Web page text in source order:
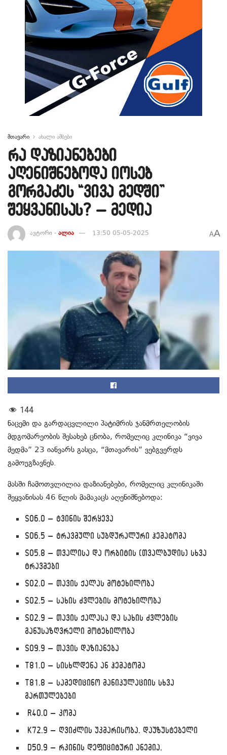
მთავარი ახალი ამბები
რა დაზიანებები
აღენიშნებოდა იოსებ
გორგაძეს “ვივა მედში”
შეყვანისას? – მედია
ავტორი - ალია 13:50 05-05-2025 AA
144
ნაცემი და გარდაცვლილი პატიმრის ჯანმრთელობის
მდგომარეობის შესახებ ცნობა, რომელიც კლინიკა “ვივა
მედმა” 23 იანვარს გასცა, “მთავარის” ვებგვერდს
გამოუგზავნეს.
მასში ჩამოთვლილია დაზიანებები, რომელიც კლინიკაში
შეყვანისას 46 წლის მამაკაცს აღენიშნებოდა:
S06.0 – ტვინის შერყევა
S06.5 – ტრავმული სუბდურალური ჰემატომა
S05.8 – თვალისა და ორბიტის (თვალბუდის) სხვა
ტრავმები
S02.0 – თავის ქალას მოტეხილობა
S02.5 – სახის ძვლების მოტეხილობა
S02.9 – თავის ქალასა და სახის ძვლების
განუსაზღვრელი მოტეხილობა
S09.9 – თავის დაზიანება
T81.0 – სისხლდენა ან ჰემატომა
T81.8 – სამედიცინო მანიპულაციის სხვა
გართულებები
R40.0 – კომა
K72.9 – ღვიძლის უკმარისობა, დაუზუსტებელი
D50.9 – რკინის დეფიციტური ანემია,